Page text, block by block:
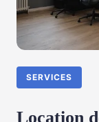
SERVICES
Location